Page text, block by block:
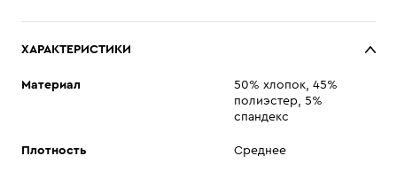
ХАРАКТЕРИСТИКИ
Материал
50% хлопок, 45%
полиэстер, 5%
спандекс
Плотность Среднее